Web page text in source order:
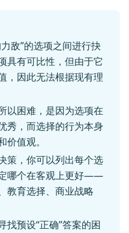
敌”的选项之间进行抉
具有可比性，但由于它
，因此无法根据现有理
以困难，是因为选项在
秀，而选择的行为本身
值观。
策，你可以列出每个选
哪个在客观上更好——
教育选择、商业战略
找预设“正确”答案的困